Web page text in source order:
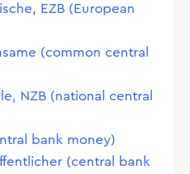
EZB (European
(common central
NZB (national central
bank money)
(central bank